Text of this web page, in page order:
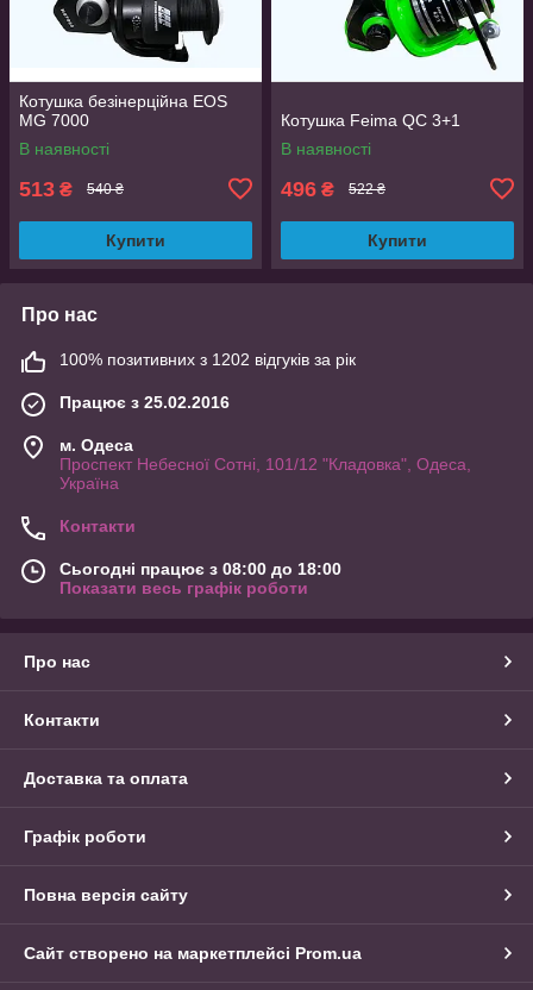
Котушка безінерційна EOS
MG 7000
В наявності
513 ₴ 540 ₴
Купити
Котушка Feima QC 3+1
В наявності
496 ₴ 522 ₴
Купити
Про нас
100% позитивних з 1202 відгуків за рік
Працює з 25.02.2016
м. Одеса
Проспект Небесної Сотні, 101/12 "Кладовка", Одеса,
Україна
Контакти
Сьогодні працює з 08:00 до 18:00
Показати весь графік роботи
Про нас
Контакти
Доставка та оплата
Графік роботи
Повна версія сайту
Сайт створено на маркетплейсі Prom.ua